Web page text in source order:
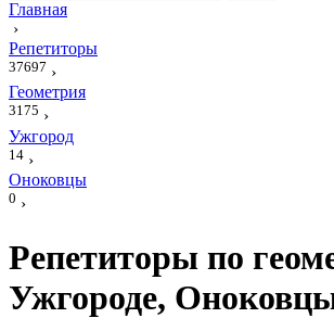
Главная
›
Репетиторы
37697 ›
Геометрия
3175 ›
Ужгород
14 ›
Оноковцы
0 ›
Репетиторы по
Ужгороде,